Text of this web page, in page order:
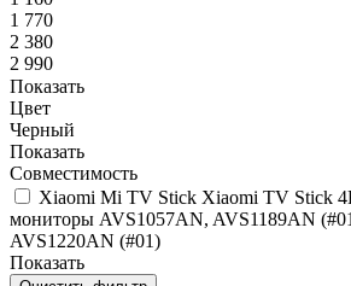
1 770
2 380
2 990
Показать
Цвет
Черный
Показать
Совместимость
Xiaomi Mi TV Stick Xiaomi TV Stick
мониторы AVS1057AN, AVS1189AN
AVS1220AN (#01)
Показать